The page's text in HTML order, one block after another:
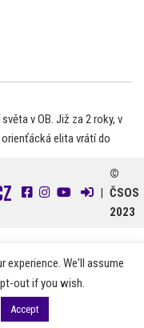
v OB. Již za 2 roky, v
elita vrátí do
©
ČSOS
2023
experience. We'll assume
out if you wish.
Accept